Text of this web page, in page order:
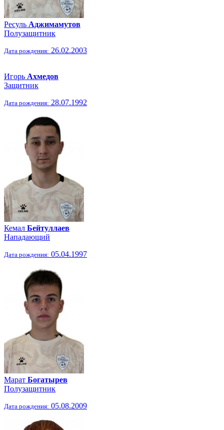
Ресуль Аджимамутов
Полузащитник
Дата рождения: 26.02.2003
Игорь Ахмедов
Защитник
Дата рождения: 28.07.1992
Кемал Бейтуллаев
Нападающий
Дата рождения: 05.04.1997
Марат Богатырев
Полузащитник
Дата рождения: 05.08.2009